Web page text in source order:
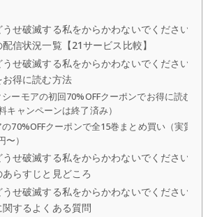
せ破滅する私をからかわないでください
信状況一覧【21サービス比較】
せ破滅する私をからかわないでください
お得に読む方法
ーモアの初回70%OFFクーポンでお得に読む
キャンペーンは終了済み）
70%OFFクーポンで全15巻まとめ買い（実質
〜）
せ破滅する私をからかわないでください
らすじと見どころ
せ破滅する私をからかわないでください
するよくある質問